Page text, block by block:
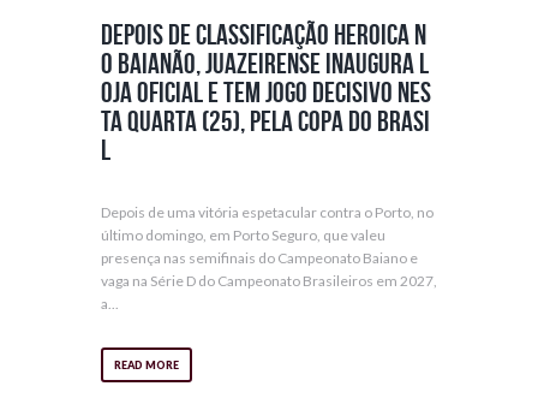
Depois de classificação heroica n
o baianão, Juazeirense inaugura l
oja oficial e tem jogo decisivo nes
ta quarta (25), pela Copa do Brasi
l
Depois de uma vitória espetacular contra o Porto, no
último domingo, em Porto Seguro, que valeu
presença nas semifinais do Campeonato Baiano e
vaga na Série D do Campeonato Brasileiros em 2027,
a...
READ MORE